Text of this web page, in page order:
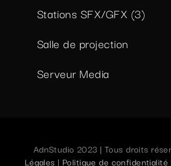
Stations SFX/GFX (3)
Salle de projection
Serveur Media
AdnStudio 2023 | Tous droits
Légales | Politique de confidentialité